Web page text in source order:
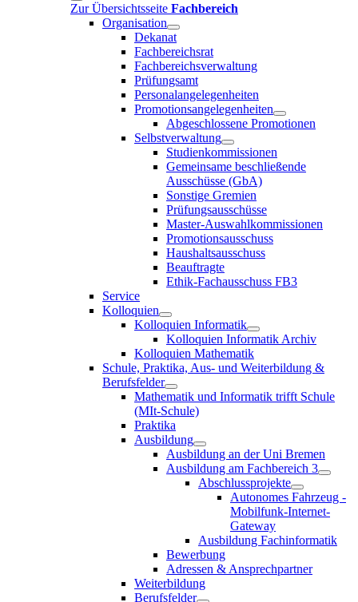
Zur Übersichtsseite Fachbereich
Organisation
Dekanat
Fachbereichsrat
Fachbereichsverwaltung
Prüfungsamt
Personalangelegenheiten
Promotionsangelegenheiten
Abgeschlossene Promotionen
Selbstverwaltung
Studienkommissionen
Gemeinsame beschließende
Ausschüsse (GbA)
Sonstige Gremien
Prüfungsausschüsse
Master-Auswahlkommissionen
Promotionsausschuss
Haushaltsausschuss
Beauftragte
Ethik-Fachausschuss FB3
Service
Kolloquien
Kolloquien Informatik
Kolloquien Informatik Archiv
Kolloquien Mathematik
Schule, Praktika, Aus- und Weiterbildung &
Berufsfelder
Mathematik und Informatik trifft Schule
(MIt-Schule)
Praktika
Ausbildung
Ausbildung an der Uni Bremen
Ausbildung am Fachbereich 3
Abschlussprojekte
Autonomes Fahrzeug -
Mobilfunk-Internet-
Gateway
Ausbildung Fachinformatik
Bewerbung
Adressen & Ansprechpartner
Weiterbildung
Berufsfelder